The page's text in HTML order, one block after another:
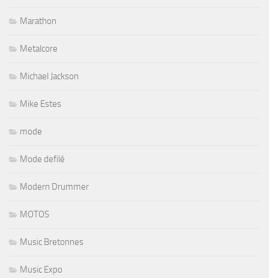
Marathon
Metalcore
Michael Jackson
Mike Estes
mode
Mode defilé
Modern Drummer
MOTOS
Music Bretonnes
Music Expo